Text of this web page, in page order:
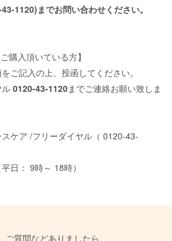
1120) までお問い合わせください。
購入頂いている方】
ご記入の上、投函してください。
0120-43-1120までご連絡お願い致しま
ケア /フリーダイヤル（ 0120-43-
日： 9時～ 18時）
ご質問などありましたら